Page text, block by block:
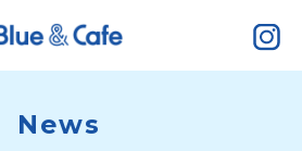
News